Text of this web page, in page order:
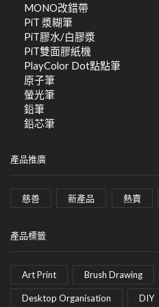
MONO改錯帶
PiT 漿糊筆
PiT膠水/白膠漿
PiT雙面膠紙機
PlayColor Dot點點筆
原子筆
螢光筆
鉛筆
鉛芯筆
產品推廣
慈善 新產品 熱賣
產品標籤
Art Print Brush Drawing
Desktop Organisation DIY